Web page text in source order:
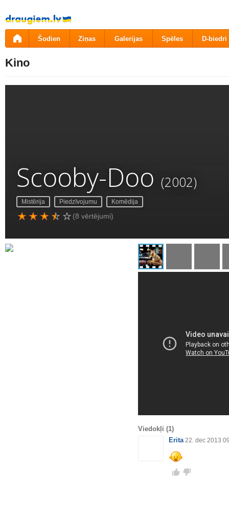
Pāriet
uz
saturu
Šodien Ziņas Galerijas Spēles D-biedri
Kino
Scooby-Doo (2002)
Mistērija Piedzīvojumu Komēdija
(8 vērtējumi)
Viedokļi (1)
Erita 22. dec 2013